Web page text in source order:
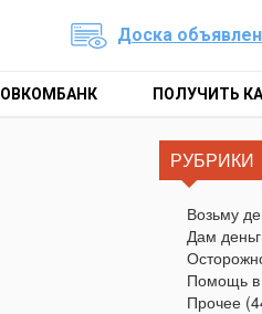
Доска
ПОЛУЧИТЬ
РУБРИКИ
Возьму
Дам
Помощь в
Прочее